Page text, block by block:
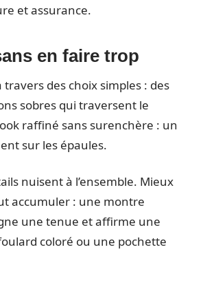
et assurance.
en faire trop
travers des choix simples : des
sobres qui traversent le
raffiné sans surenchère : un
sur les épaules.
nuisent à l’ensemble. Mieux
accumuler : une montre
une tenue et affirme une
coloré ou une pochette